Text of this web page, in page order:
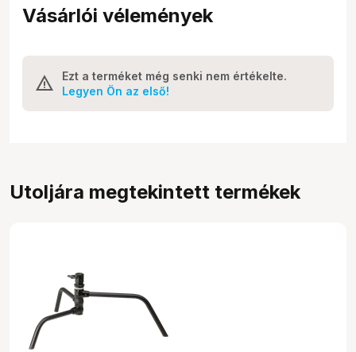
Vásárlói vélemények
Ezt a terméket még senki nem értékelte.
Legyen Ön az első!
Utoljára megtekintett termékek